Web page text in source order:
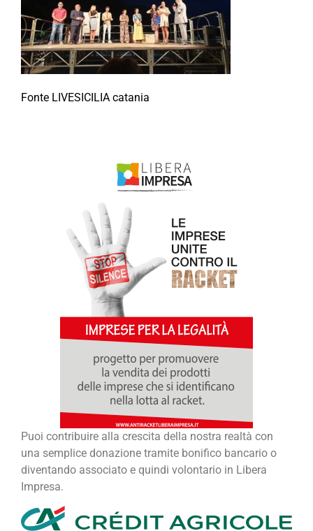
Fonte LIVESICILIA catania
Puoi contribuire alla crescita della nostra realtà con
una semplice donazione tramite bonifico bancario o
diventando associato e quindi volontario in Libera
Impresa.